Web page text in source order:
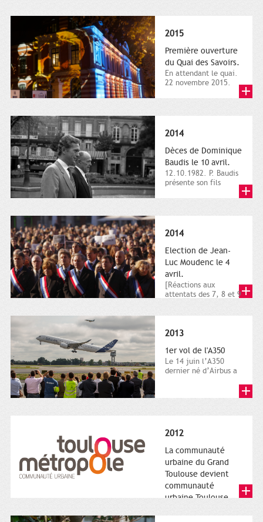
2015
Première ouverture
du Quai des Savoirs.
En attendant le quai.
22 novembre 2015.
2014
Dèces de Dominique
Baudis le 10 avril.
12.10.1982. P. Baudis
présente son fils
2014
Election de Jean-
Luc Moudenc le 4
avril.
[Réactions aux
attentats des 7, 8 et 9
2013
1er vol de l'A350
Le 14 juin l’A350
dernier né d’Airbus a
2012
La communauté
urbaine du Grand
Toulouse devient
communauté
urbaine Toulouse